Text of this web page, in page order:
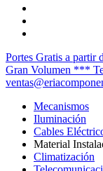
Cerrar
Menú
Portes Gratis a partir
Gran Volumen ***
Mecanismos
Iluminación
Cables
Material
Climatización